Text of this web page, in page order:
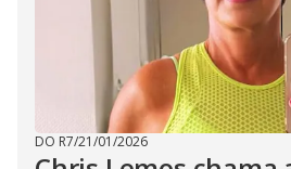
DO R7/21/01/2026